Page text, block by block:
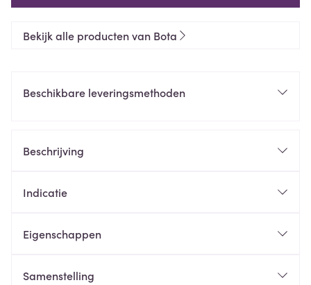
Bekijk alle producten van Bota
Beschikbare leveringsmethoden
Beschrijving
Indicatie
Eigenschappen
Samenstelling